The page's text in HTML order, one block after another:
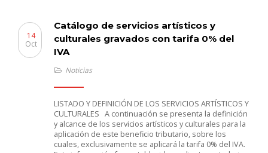
Catálogo de servicios artísticos y
culturales gravados con tarifa 0% del
IVA
14
Oct
Noticias
LISTADO Y DEFINICIÓN DE LOS SERVICIOS ARTÍSTICOS Y
CULTURALES A continuación se presenta la definición
y alcance de los servicios artísticos y culturales para la
aplicación de este beneficio tributario, sobre los
cuales, exclusivamente se aplicará la tarifa 0% del IVA.